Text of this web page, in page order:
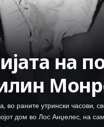
на
во раните утрински часови,
дом во Лос Анџелес, на